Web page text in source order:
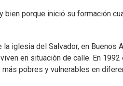
porque inició su formación
iglesia del Salvador, en Buenos
en situación de calle. En 1992
más pobres y vulnerables en